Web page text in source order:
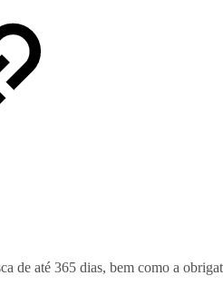
de até 365 dias, bem como a